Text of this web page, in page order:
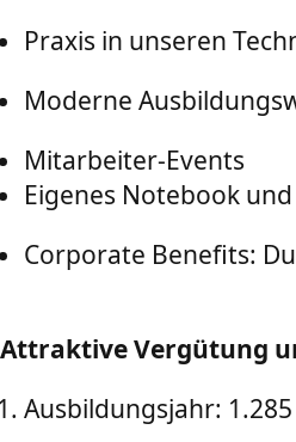
Praxis in unseren
Moderne
Mitarbeiter-Events
Eigenes Notebook
Corporate Benefits:
Attraktive Vergütung
Ausbildungsjahr: